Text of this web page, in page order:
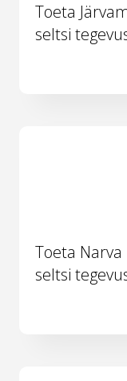
Toeta
seltsi
Toeta Narva
seltsi